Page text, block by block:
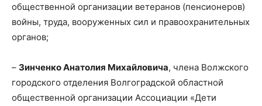
общественной организации ветеранов (пенсионеров)
войны, труда, вооруженных сил и правоохранительных
органов;
– Зинченко Анатолия Михайловича, члена Волжского
городского отделения Волгоградской областной
общественной организации Ассоциации «Дети